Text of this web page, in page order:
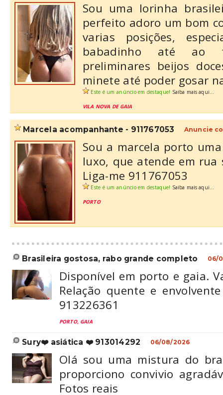
Sou uma lorinha
perfeito adoro um bom
varias posições,
babadinho até ao
preliminares beijos
minete até poder gosar
Este é um anúncio em destaque! Saiba mais aqui...
VILA NOVA DE GAIA
marcela acompanhante - 911767053 Anuncie
Sou a marcela porto
luxo, que atende em
Liga-me 911767053
Este é um anúncio em destaque! Saiba mais aqui...
PORTO
brasileira gostosa, rabo grande completo 06/
Disponível em porto e gaia.
Relação quente e
913226361
PORTO, GAIA
sury❤️ asiática ❤️ 913014292 06/08/2026
Olá sou uma mistura do
proporciono convivio
Fotos reais